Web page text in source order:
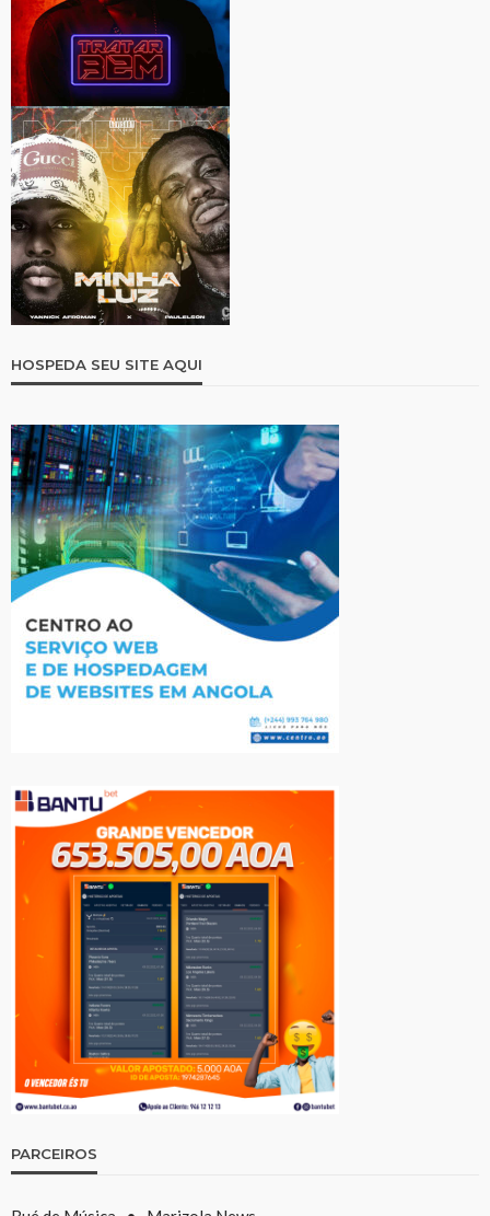
HOSPEDA SEU SITE AQUI
PARCEIROS